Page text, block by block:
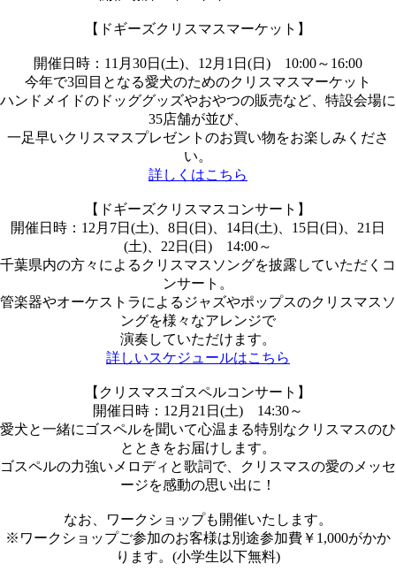
【ドギーズクリスマスマーケット】
開催日時：11月30日(土)、12月1日(日) 10:00～16:00
今年で3回目となる愛犬のためのクリスマスマーケット
ハンドメイドのドッググッズやおやつの販売など、特設会場に
35店舗が並び、
一足早いクリスマスプレゼントのお買い物をお楽しみくださ
い。
詳しくはこちら
【ドギーズクリスマスコンサート】
開催日時：12月7日(土)、8日(日)、14日(土)、15日(日)、21日
(土)、22日(日) 14:00～
千葉県内の方々によるクリスマスソングを披露していただくコ
ンサート。
管楽器やオーケストラによるジャズやポップスのクリスマスソ
ングを様々なアレンジで
演奏していただけます。
詳しいスケジュールはこちら
【クリスマスゴスペルコンサート】
開催日時：12月21日(土) 14:30～
愛犬と一緒にゴスペルを聞いて心温まる特別なクリスマスのひ
とときをお届けします。
ゴスペルの力強いメロディと歌詞で、クリスマスの愛のメッセ
ージを感動の思い出に！
なお、ワークショップも開催いたします。
※ワークショップご参加のお客様は別途参加費￥1,000がかか
ります。(小学生以下無料)